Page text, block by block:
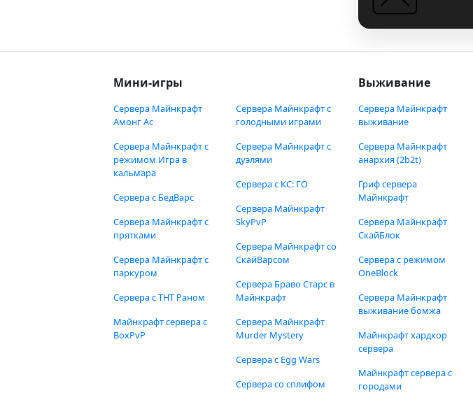
Мини-игры
Сервера Майнкрафт
Амонг Ас
Сервера Майнкрафт с
режимом Игра в
кальмара
Сервера с БедВарс
Сервера Майнкрафт с
прятками
Сервера Майнкрафт с
паркуром
Сервера с ТНТ Раном
Майнкрафт сервера с
BoxPvP
Сервера Майнкрафт с
голодными играми
Сервера Майнкрафт с
дуэлями
Сервера с КС: ГО
Сервера Майнкрафт
SkyPvP
Сервера Майнкрафт со
СкайВарсом
Сервера Браво Старс в
Майнкрафт
Сервера Майнкрафт
Murder Mystery
Сервера с Egg Wars
Сервера со сплифом
Выживание
Сервера Майнкрафт
выживание
Сервера Майнкрафт
анархия (2b2t)
Гриф сервера
Майнкрафт
Сервера Майнкрафт
СкайБлок
Сервера с режимом
OneBlock
Сервера Майнкрафт
выживание бомжа
Майнкрафт хардкор
сервера
Майнкрафт сервера с
городами